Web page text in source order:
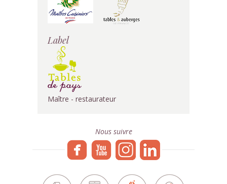
Label
Maître - restaurateur
Nous suivre